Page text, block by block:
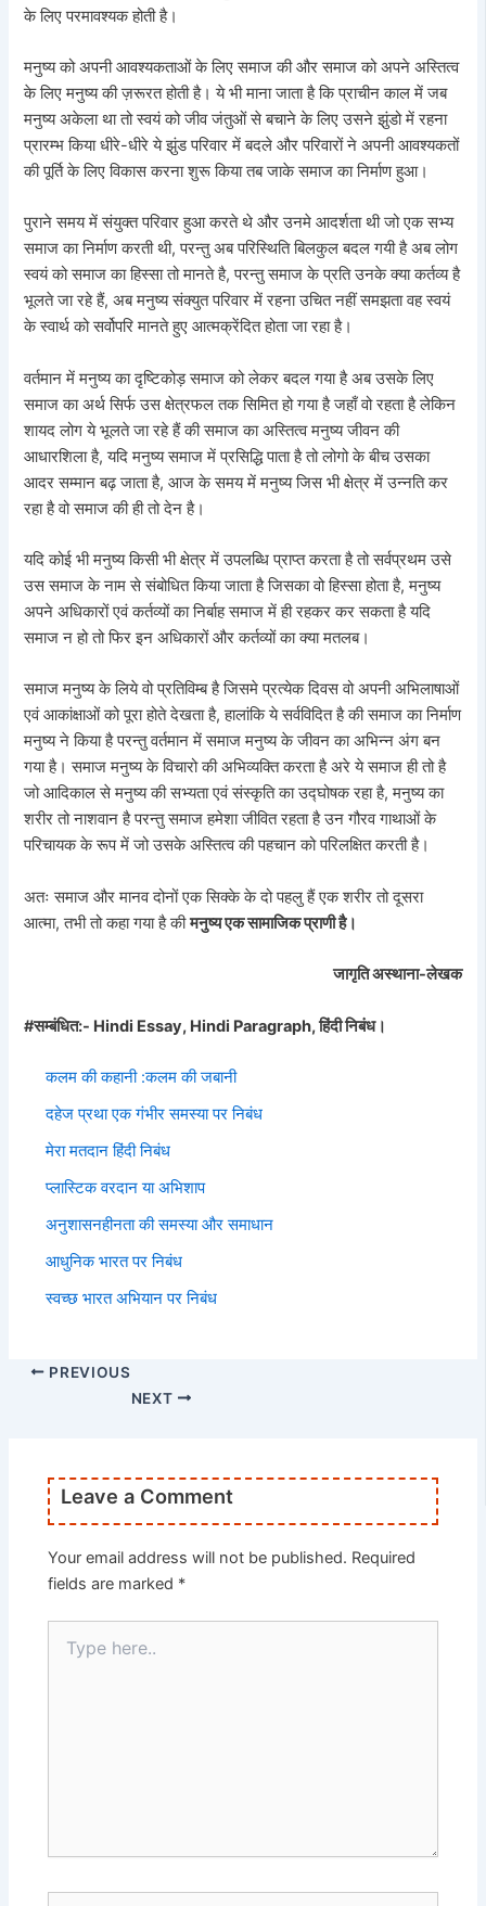
के लिए परमावश्यक होती है।
मनुष्य को अपनी आवश्यकताओं के लिए समाज की और समाज को अपने अस्तित्व
के लिए मनुष्य की ज़रूरत होती है। ये भी माना जाता है कि प्राचीन काल में जब
मनुष्य अकेला था तो स्वयं को जीव जंतुओं से बचाने के लिए उसने झुंडो में रहना
प्रारम्भ किया धीरे-धीरे ये झुंड परिवार में बदले और परिवारों ने अपनी आवश्यकतों
की पूर्ति के लिए विकास करना शुरू किया तब जाके समाज का निर्माण हुआ।
पुराने समय में संयुक्त परिवार हुआ करते थे और उनमे आदर्शता थी जो एक सभ्य
समाज का निर्माण करती थी, परन्तु अब परिस्थिति बिलकुल बदल गयी है अब लोग
स्वयं को समाज का हिस्सा तो मानते है, परन्तु समाज के प्रति उनके क्या कर्तव्य है
भूलते जा रहे हैं, अब मनुष्य संक्युत परिवार में रहना उचित नहीं समझता वह स्वयं
के स्वार्थ को सर्वोपरि मानते हुए आत्मक्रेंदित होता जा रहा है।
वर्तमान में मनुष्य का दृष्टिकोड़ समाज को लेकर बदल गया है अब उसके लिए
समाज का अर्थ सिर्फ उस क्षेत्रफल तक सिमित हो गया है जहाँ वो रहता है लेकिन
शायद लोग ये भूलते जा रहे हैं की समाज का अस्तित्व मनुष्य जीवन की
आधारशिला है, यदि मनुष्य समाज में प्रसिद्धि पाता है तो लोगो के बीच उसका
आदर सम्मान बढ़ जाता है, आज के समय में मनुष्य जिस भी क्षेत्र में उन्नति कर
रहा है वो समाज की ही तो देन है।
यदि कोई भी मनुष्य किसी भी क्षेत्र में उपलब्धि प्राप्त करता है तो सर्वप्रथम उसे
उस समाज के नाम से संबोधित किया जाता है जिसका वो हिस्सा होता है, मनुष्य
अपने अधिकारों एवं कर्तव्यों का निर्बाह समाज में ही रहकर कर सकता है यदि
समाज न हो तो फिर इन अधिकारों और कर्तव्यों का क्या मतलब।
समाज मनुष्य के लिये वो प्रतिविम्ब है जिसमे प्रत्येक दिवस वो अपनी अभिलाषाओं
एवं आकांक्षाओं को पूरा होते देखता है, हालांकि ये सर्वविदित है की समाज का निर्माण
मनुष्य ने किया है परन्तु वर्तमान में समाज मनुष्य के जीवन का अभिन्न अंग बन
गया है। समाज मनुष्य के विचारो की अभिव्यक्ति करता है अरे ये समाज ही तो है
जो आदिकाल से मनुष्य की सभ्यता एवं संस्कृति का उद्घोषक रहा है, मनुष्य का
शरीर तो नाशवान है परन्तु समाज हमेशा जीवित रहता है उन गौरव गाथाओं के
परिचायक के रूप में जो उसके अस्तित्व की पहचान को परिलक्षित करती है।
अतः समाज और मानव दोनों एक सिक्के के दो पहलु हैं एक शरीर तो दूसरा
आत्मा, तभी तो कहा गया है कीमनुष्य एक सामाजिक प्राणी है।
जागृति अस्थाना-लेखक
#सम्बंधित:- Hindi Essay, Hindi Paragraph, हिंदी निबंध।
कलम की कहानी :कलम की जबानी
दहेज प्रथा एक गंभीर समस्या पर निबंध
मेरा मतदान हिंदी निबंध
प्लास्टिक वरदान या अभिशाप
अनुशासनहीनता की समस्या और समाधान
आधुनिक भारत पर निबंध
स्वच्छ भारत अभियान पर निबंध
PREVIOUS
NEXT
Leave a Comment
Your email address will not be published. Required
fields are marked *
here..